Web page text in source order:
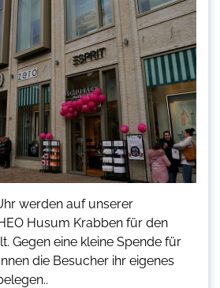
werden auf unserer
Husum Krabben für den
Gegen eine kleine Spende für
die Besucher ihr eigenes